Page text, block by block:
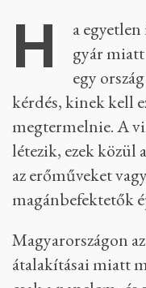
H
a
gyár
egy
kérdés, kinek kell
megtermelnie. A
létezik, ezek közül
az erőműveket
magánbefektetők
Magyarországon
átalakításai miatt